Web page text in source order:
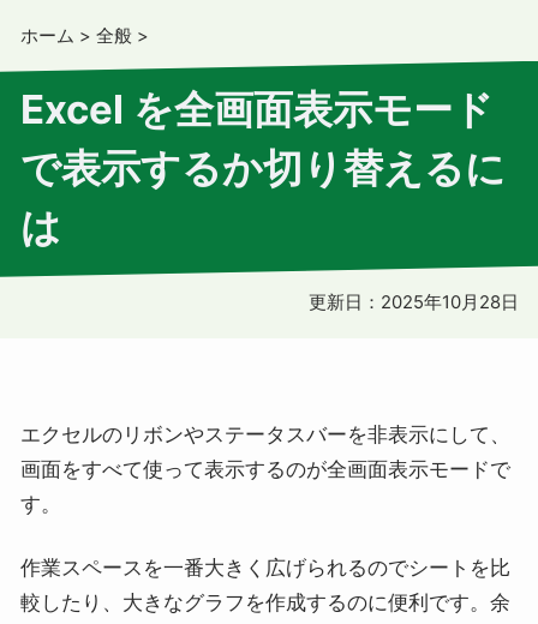
ホーム > 全般 >
Excel を全画面表示モード
で表示するか切り替えるに
は
更新日： 2025年10月28日
エクセルのリボンやステータスバーを非表示にして、
画面をすべて使って表示するのが全画面表示モードで
す。
作業スペースを一番大きく広げられるのでシートを比
較したり、大きなグラフを作成するのに便利です。余